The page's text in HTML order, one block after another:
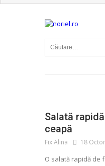
Caută
după:
Salată
ceapă
Fix Alina 18
O salată rapidă de